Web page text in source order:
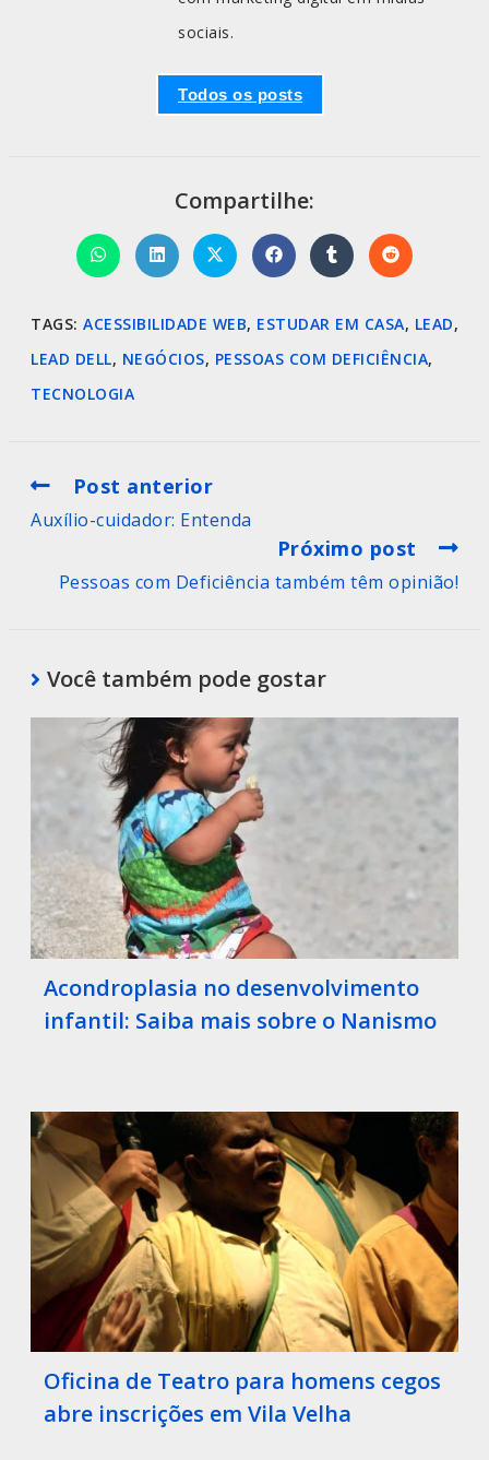
sociais.
Todos os posts
Compartilhe:
TAGS: ACESSIBILIDADE WEB, ESTUDAR EM CASA, LEAD,
LEAD DELL, NEGÓCIOS, PESSOAS COM DEFICIÊNCIA,
TECNOLOGIA
Post anterior
Auxílio-cuidador: Entenda
Próximo post
Pessoas com Deficiência também têm opinião!
Você também pode gostar
Acondroplasia no desenvolvimento
infantil: Saiba mais sobre o Nanismo
Oficina de Teatro para homens cegos
abre inscrições em Vila Velha